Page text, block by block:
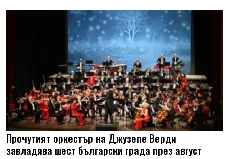
Прочутият оркестър на Джузепе Верди
завладява шест български града през август